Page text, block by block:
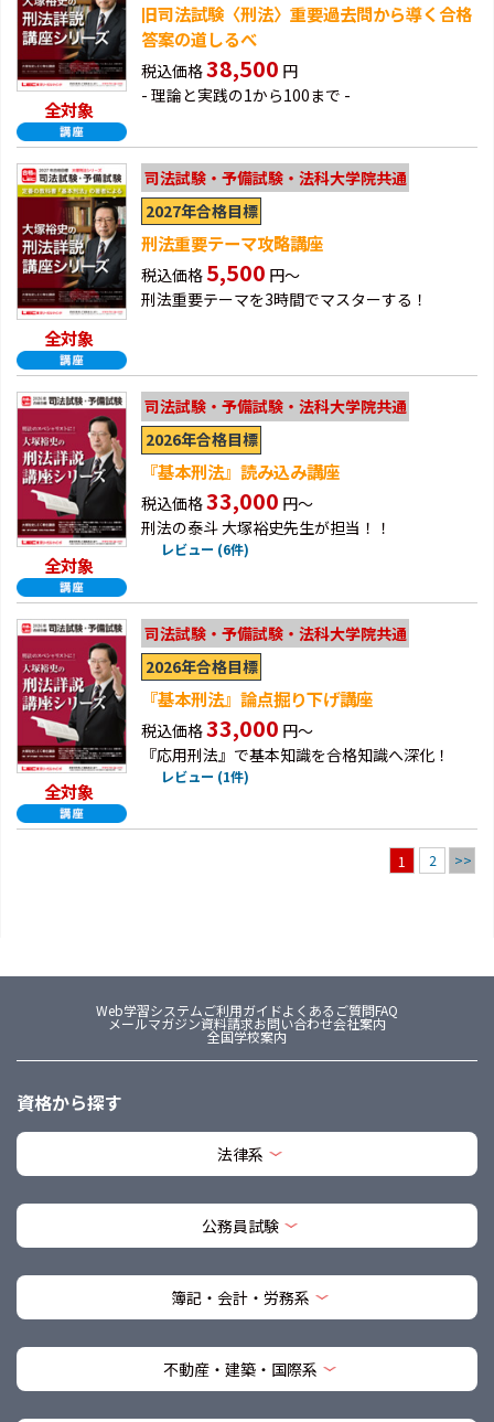
全対象
旧司法試験〈刑法〉重要過去問から導く合格
答案の道しるべ
税込価格38,500 円
- 理論と実践の1から100まで -
全対象
司法試験・予備試験・法科大学院共通
2027年合格目標
刑法重要テーマ攻略講座
税込価格 5,500 円～
刑法重要テーマを3時間でマスターする！
全対象
司法試験・予備試験・法科大学院共通
2026年合格目標
『基本刑法』読み込み講座
税込価格33,000 円～
刑法の泰斗 大塚裕史先生が担当！！
レビュー (6件)
全対象
司法試験・予備試験・法科大学院共通
2026年合格目標
『基本刑法』論点掘り下げ講座
税込価格33,000 円～
『応用刑法』で基本知識を合格知識へ深化！
レビュー (1件)
1 2 >>
Web学習システムご利用ガイドよくあるご質問FAQ
メールマガジン資料請求お問い合わせ会社案内
全国学校案内
資格から探す
法律系
公務員試験
簿記・会計・労務系
不動産・建築・国際系